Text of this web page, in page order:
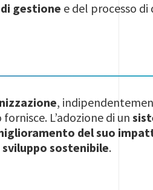
gestione e del processo di
,
L’adozione di un
del suo
sostenibile.